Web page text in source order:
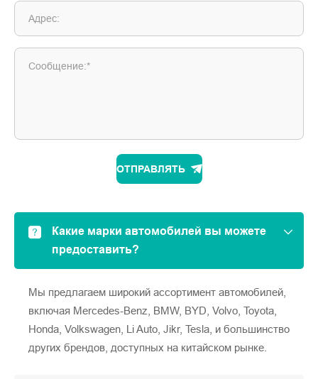
Адрес:
Сообщение:*
ОТПРАВЛЯТЬ
Какие марки автомобилей вы можете
предоставить?
Мы предлагаем широкий ассортимент автомобилей,
включая Mercedes-Benz, BMW, BYD, Volvo, Toyota,
Honda, Volkswagen, Li Auto, Jikr, Tesla, и большинство
других брендов, доступных на китайском рынке.